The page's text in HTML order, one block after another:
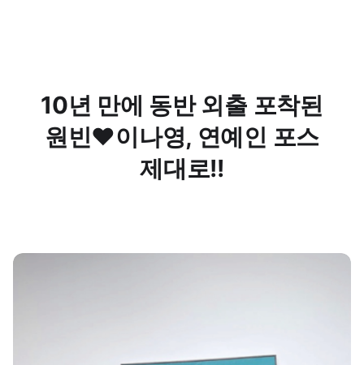
10년 만에 동반 외출 포착된
원빈❤️이나영, 연예인 포스
제대로!!